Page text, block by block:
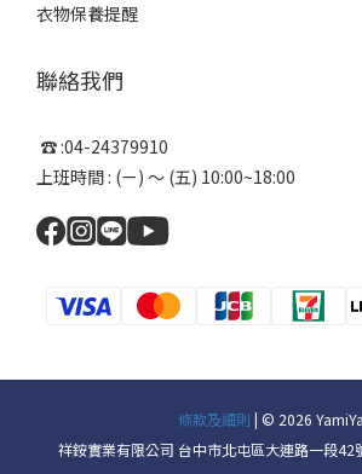
衣物保養提醒
聯絡我們
☎ :04-24379910
上班時間 : (ㄧ) ～ (五) 10:00~18:00
條款及細則 | © 2026 YamiYa
祥銨實業有限公司 台中市北屯區大連路一段42